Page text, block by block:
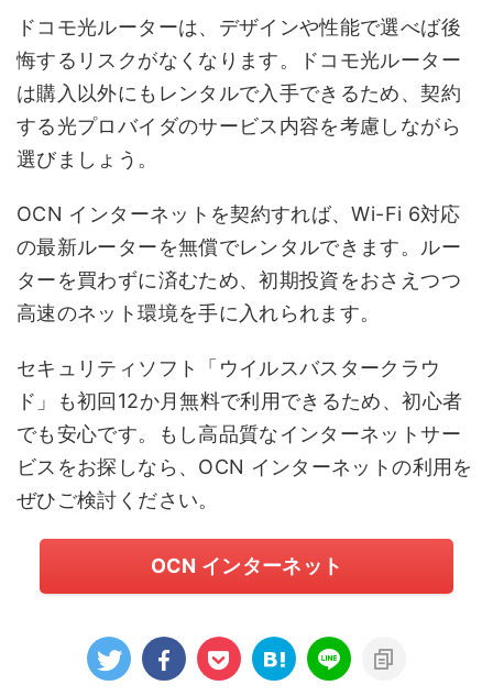
ドコモ光ルーターは、デザインや性能で選べば後
悔するリスクがなくなります。ドコモ光ルーター
は購入以外にもレンタルで入手できるため、契約
する光プロバイダのサービス内容を考慮しながら
選びましょう。
OCN インターネットを契約すれば、Wi-Fi 6対応
の最新ルーターを無償でレンタルできます。ルー
ターを買わずに済むため、初期投資をおさえつつ
高速のネット環境を手に入れられます。
セキュリティソフト「ウイルスバスタークラウ
ド」も初回12か月無料で利用できるため、初心者
でも安心です。もし高品質なインターネットサー
ビスをお探しなら、OCN インターネットの利用を
ぜひご検討ください。
OCN インターネット